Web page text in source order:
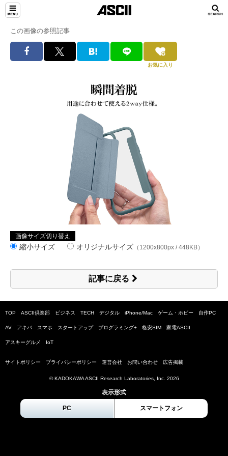
この画像の参照記事
お気に入り
画像サイズ切り替え
縮小サイズ オリジナルサイズ （1200x800px / 448KB）
記事に戻る
TOP ASCII倶楽部 ビジネス TECH デジタル iPhone/Mac ゲーム・ホビー 自作PC
AV アキバ スマホ スタートアップ プログラミング+ 格安SIM 家電ASCII
アスキーグルメ IoT
サイトポリシー プライバシーポリシー 運営会社 お問い合わせ 広告掲載
© KADOKAWA ASCII Research Laboratories, Inc. 2026
表示形式
PC スマートフォン